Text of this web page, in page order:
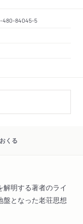
480-84045-5
くる
明する著者のライ
盤となった老荘思想